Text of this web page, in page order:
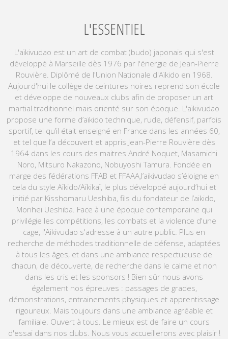
L'ESSENTIEL
L'aïkivudao est un art de combat (budo) japonais qui s'est
développé à Marseille dès 1976 par l'énergie de Jean-Pierre
Rouvière. Diplômé de l'Union Nationale d'Aïkido en 1968.
Aujourd'hui le collège de ceintures noires reprend son école
et développe de nouveaux clubs afin de proposer un art
martial traditionnel mais orienté sur son époque. L'aïkivudao
propose une forme d’aïkido technique, rude, défensif, parfois
sportif, tel qu’il était enseigné en France dans les années 60,
et tel que l’a découvert et appris Jean-Pierre Rouvière dès
1964 dans les cours des maitres André Noquet, Masamichi
Noro, Mitsuro Nakazono, Nobuyoshi Tamura. Fondée en
marge des fédérations FFAB et FFAAA,l’aikivudao s’éloigne en
cela du style Aïkido/Aïkikaï, le plus développé aujourd’hui et
initié par Kisshomaru Ueshiba, fils du fondateur de l’aikido,
Morihei Ueshiba. Face à une époque contemporaine qui
privilégie les compétitions, les combats et la violence d'une
cage, l'Aikivudao s'adresse à un autre public. Plus en
recherche de méthodes traditionnelle de défense, adaptées
à tous les âges, et dans une ambiance respectueuse de
chacun, de découverte, de recherche dans le calme et non
dans les cris et les sponsors ! Bien sûr nous avons
également nos épreuves : passages de grades,
démonstrations, entrainements physiques et apprentissage
rigoureux. Mais toujours dans une ambiance agréable et
familiale. Ouvert à tous. Le mieux est de faire un cours
d'essai dans nos clubs. Nous vous accueillerons avec plaisir !